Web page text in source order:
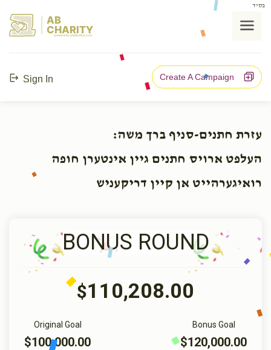
בס"ד
AB
CHARITY
powerd by ahblicklive.com
Sign In Create A Campaign
עזרת חתנים-סניף ברך משה:
העלפט ארויס חתנים גיין אינטערן חופה
רואיגערהייט אן קיין דריקעניש
BONUS ROUND
$110,208.00
Bonus Goal
$120,000.00
Original Goal
$100,000.00